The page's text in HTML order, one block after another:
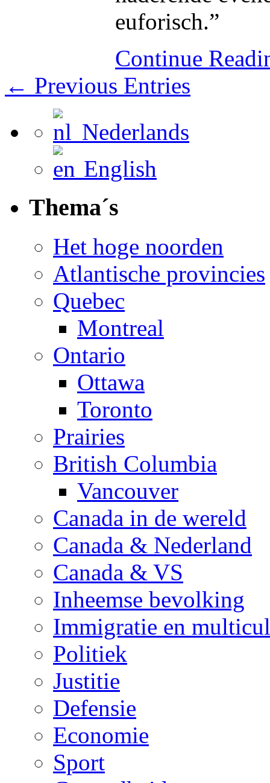
euforisch.”
Continue
← Previous Entries
Nederlands
English
Thema´s
Het hoge noorden
Atlantische provincies
Quebec
Montreal
Ontario
Ottawa
Toronto
Prairies
British Columbia
Vancouver
Canada in de wereld
Canada & Nederland
Canada & VS
Inheemse bevolking
Immigratie en
Politiek
Justitie
Defensie
Economie
Sport